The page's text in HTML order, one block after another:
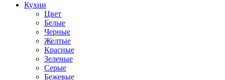
Кухни
Цвет
Белые
Черные
Желтые
Красные
Зеленые
Серые
Бежевые